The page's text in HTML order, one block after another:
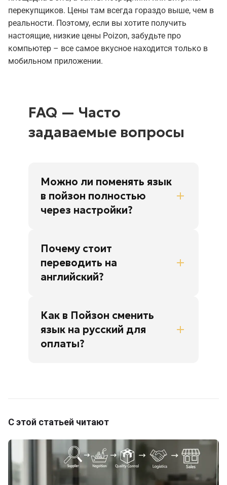
перекупщиков. Цены там всегда гораздо выше, чем в
реальности. Поэтому, если вы хотите получить
настоящие, низкие цены Poizon, забудьте про
компьютер – все самое вкусное находится только в
мобильном приложении.
FAQ — Часто
задаваемые вопросы
Можно ли поменять язык
в пойзон полностью
через настройки?
Почему стоит
переводить на
английский?
Как в Пойзон сменить
язык на русский для
оплаты?
С этой статьей читают